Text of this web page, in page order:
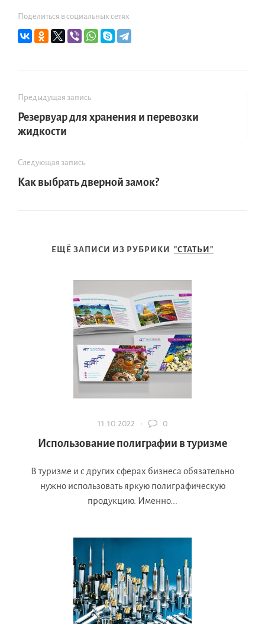
Поделиться в социальных сетях
Предыдущая запись
Резервуар для хранения и перевозки
жидкости
Следующая запись
Как выбрать дверной замок?
ЕЩЁ ЗАПИСИ ИЗ РУБРИКИ "СТАТЬИ"
11.10.2022 · 0
Использование полиграфии в туризме
В туризме и с других сферах бизнеса обязательно
нужно использовать яркую полиграфическую
продукцию. Именно...